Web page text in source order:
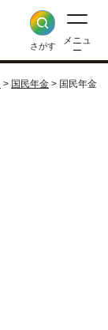
さがす
メニュ
ー
> 国民年金 > 国民年金